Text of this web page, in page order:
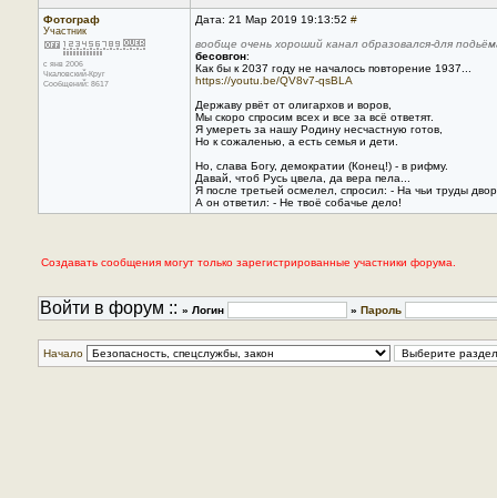
Фотограф
Участник
с янв 2006
Чкаловский-Круг
Сообщений: 8617
Дата: 21 Мар 2019 19:13:52 #
вообще очень хороший канал образовался-для
бесовгон:
Как бы к 2037 году не началось повторение 1937...
https://youtu.be/QV8v7-qsBLA
Державу рвёт от олигархов и воров,
Мы скоро спросим всех и все за всё ответят.
Я умереть за нашу Родину несчастную готов,
Но к сожаленью, а есть семья и дети.
Но, слава Богу, демократии (Конец!) - в рифму.
Давай, чтоб Русь цвела, да вера пела...
Я после третьей осмелел, спросил: - На чьи труды
А он ответил: - Не твоё собачье дело!
Создавать сообщения могут только зарегистрированные участники форума.
Войти в форум :: » Логин » Пароль
Начало